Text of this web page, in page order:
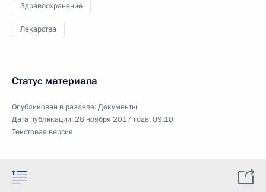
Здравоохранение
Лекарства
Статус материала
Опубликован в разделе:Документы
Дата публикации:28 ноября 2017 года, 09:10
Текстовая версия